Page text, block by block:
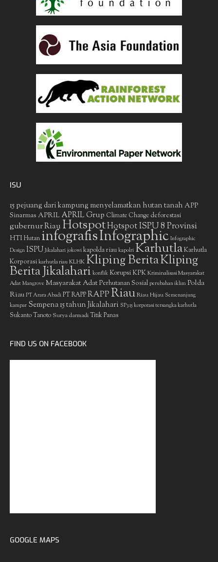
ISU
15 pejuang dari kampung menyelamatkan hutan tanah APP
Sinarmas APRIL APRIL Grup Climate Change deforestasi
gubernur RiauHotspotHotspot ISPU 8 Provinsi
HTIHutan infografisInfographic Infographic
Design ISPU Jikalahari jokowi kapolda riau kapolri KarhutlaKarhutla
Korporasikarhutla riauKLHKKliping BeritaKliping
Berita Jikalahari konflik Korupsi KPKKriminalisasi Masyarakat
Adat Mangrove Masyarakat AdatPerhutanan Sosial perubahan iklim Polda
Riau PT Arara Abadi PT RAPPRAPPRiauRiau Hijau Semenanjung
kampar Sempena 15 tahun Jikalahari SP3 15 korporasi tersangka karhutla
Sukanto Tanoto Surya darmadiTitik Panas
FIND US ON FACEBOOK
GOOGLE MAPS